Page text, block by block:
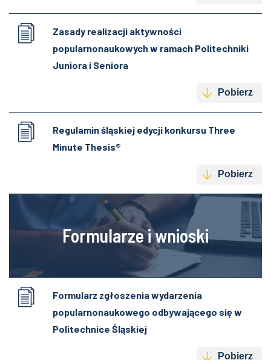
Zasady realizacji aktywności
popularnonaukowych w ramach Politechniki
Juniora i Seniora
Pobierz
Regulamin śląskiej edycji konkursu Three
Minute Thesis®
Pobierz
Formularze i wnioski
Formularz zgłoszenia wydarzenia
popularnonaukowego odbywającego się w
Politechnice Śląskiej
Pobierz